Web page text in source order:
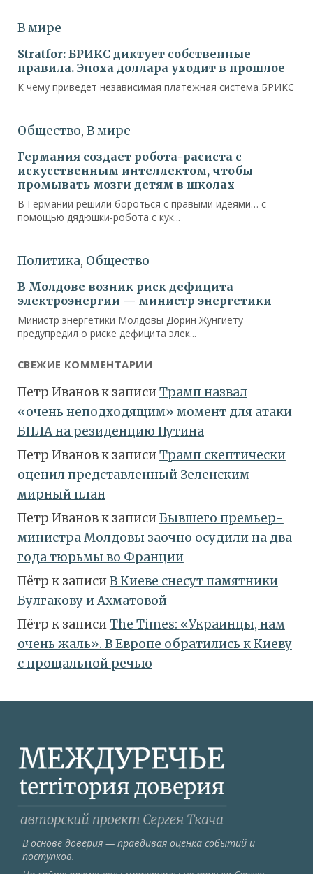
СВЕЖИЕ КОММЕНТАРИИ
Петр Ивановк записиТрамп назвал
«очень неподходящим» момент для атаки
БПЛА на резиденцию Путина
Петр Ивановк записиТрамп скептически
оценил представленный Зеленским
мирный план
Петр Ивановк записиБывшего премьер-
министра Молдовы заочно осудили на два
года тюрьмы во Франции
Пётр к записиВ Киеве снесут памятники
Булгакову и Ахматовой
Пётр к записиТhe Times: «Украинцы, нам
очень жаль». В Европе обратились к Киеву
с прощальной речью
В основе доверия — правдивая оценка событий и
поступков.